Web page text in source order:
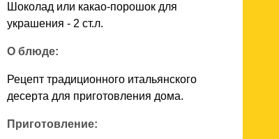
Шоколад или какао-порошок для
украшения - 2 ст.л.
О блюде:
Рецепт традиционного итальянского
десерта для приготовления дома.
Приготовление: